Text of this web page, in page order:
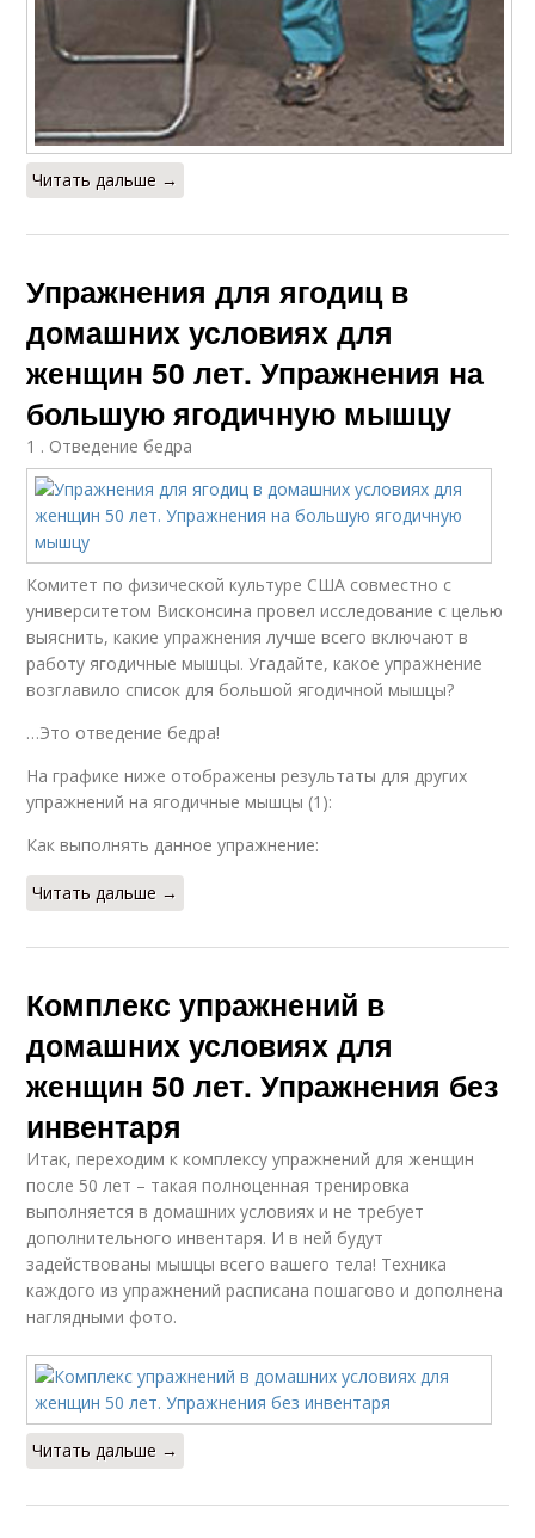
Читать дальше →
Упражнения для ягодиц в
домашних условиях для
женщин 50 лет. Упражнения на
большую ягодичную мышцу
1 . Отведение бедра
Комитет по физической культуре США совместно с
университетом Висконсина провел исследование с целью
выяснить, какие упражнения лучше всего включают в
работу ягодичные мышцы. Угадайте, какое упражнение
возглавило список для большой ягодичной мышцы?
…Это отведение бедра!
На графике ниже отображены результаты для других
упражнений на ягодичные мышцы (1):
Как выполнять данное упражнение:
Читать дальше →
Комплекс упражнений в
домашних условиях для
женщин 50 лет. Упражнения без
инвентаря
Итак, переходим к комплексу упражнений для женщин
после 50 лет – такая полноценная тренировка
выполняется в домашних условиях и не требует
дополнительного инвентаря. И в ней будут
задействованы мышцы всего вашего тела! Техника
каждого из упражнений расписана пошагово и дополнена
наглядными фото.
Читать дальше →